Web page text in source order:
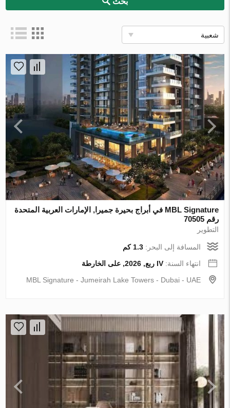
شعبية
MBL Signature في أبراج بحيرة جميرا, الإمارات العربية المتحدة
رقم 70505
التطوير
المسافة إلى البحر:1.3 كم
انتهاء السنة:IV ربع, 2026, على الخارطة
MBL Signature - Jumeirah Lake Towers - Dubai - UAE